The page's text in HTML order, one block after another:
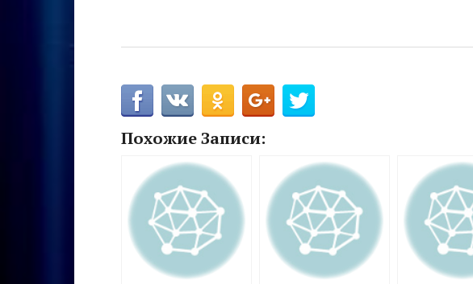
Похожие Записи: